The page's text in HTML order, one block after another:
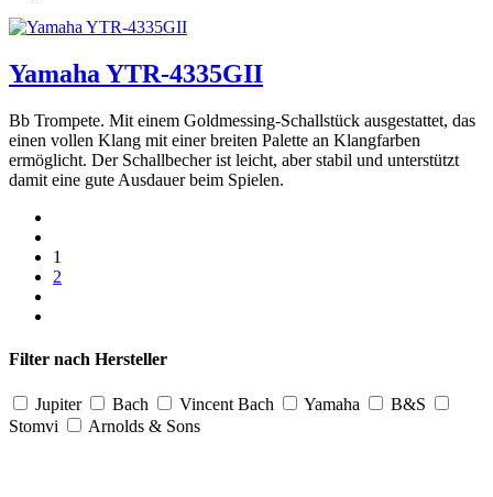
Yamaha YTR-4335GII
Bb Trompete. Mit einem Goldmessing-Schallstück ausgestattet, das
einen vollen Klang mit einer breiten Palette an Klangfarben
ermöglicht. Der Schallbecher ist leicht, aber stabil und unterstützt
damit eine gute Ausdauer beim Spielen.
1
2
Filter nach Hersteller
Jupiter Bach Vincent Bach Yamaha
B&S
Stomvi
Arnolds & Sons